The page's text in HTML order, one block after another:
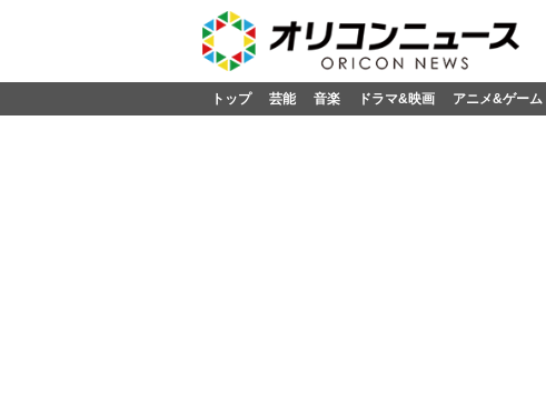
トップ 芸能 音楽 ドラマ&映画 アニメ&ゲーム